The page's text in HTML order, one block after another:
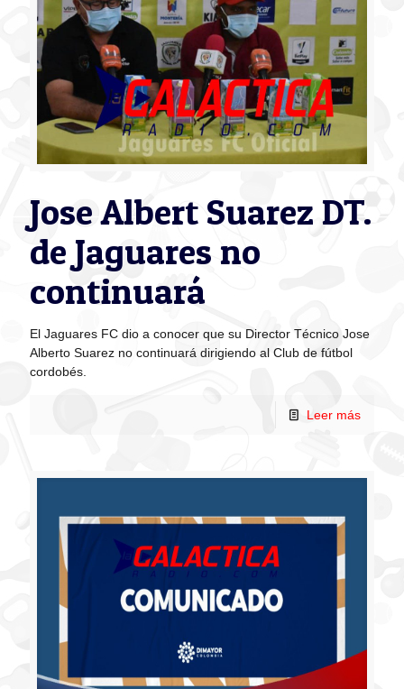
Jose Albert Suarez DT.
de Jaguares no
continuará
El Jaguares FC dio a conocer que su Director Técnico Jose
Alberto Suarez no continuará dirigiendo al Club de fútbol
cordobés.
Leer más